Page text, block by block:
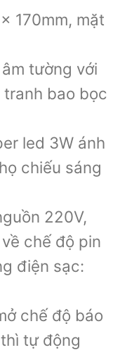
170mm, mặt
tường với
bao bọc
led 3W ánh
chiếu sáng
220V,
chế độ pin
điện sạc:
chế độ báo
tự động